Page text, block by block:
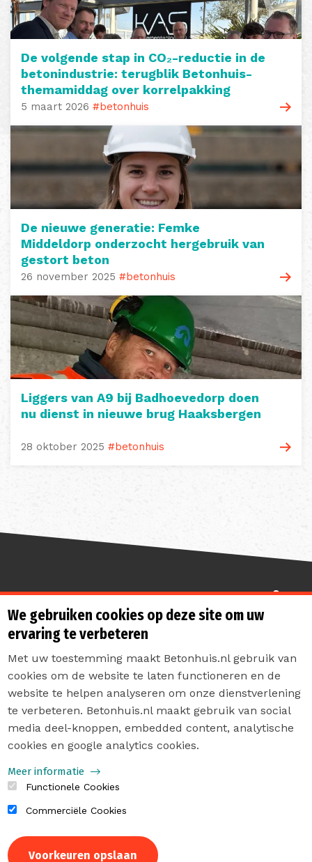
De volgende stap in CO₂-reductie in de
betonindustrie: terugblik Betonhuis-
themamiddag over korrelpakking
5 maart 2026 #betonhuis
De nieuwe generatie: Femke
Middeldorp onderzocht hergebruik van
gestort beton
26 november 2025 #betonhuis
Liggers van A9 bij Badhoevedorp doen
nu dienst in nieuwe brug Haaksbergen
28 oktober 2025 #betonhuis
Sterk de toekomst in
Contact
Privacyverklaring
Sitemap
We gebruiken cookies op deze site om uw
ervaring te verbeteren
Met uw toestemming maakt Betonhuis.nl gebruik van
cookies om de website te laten functioneren en de
website te helpen analyseren om onze dienstverlening
te verbeteren. Betonhuis.nl maakt gebruik van social
media deel-knoppen, embedded content, analytische
cookies en google analytics cookies.
Meer informatie
Functionele Cookies
Commerciële Cookies
Voorkeuren opslaan